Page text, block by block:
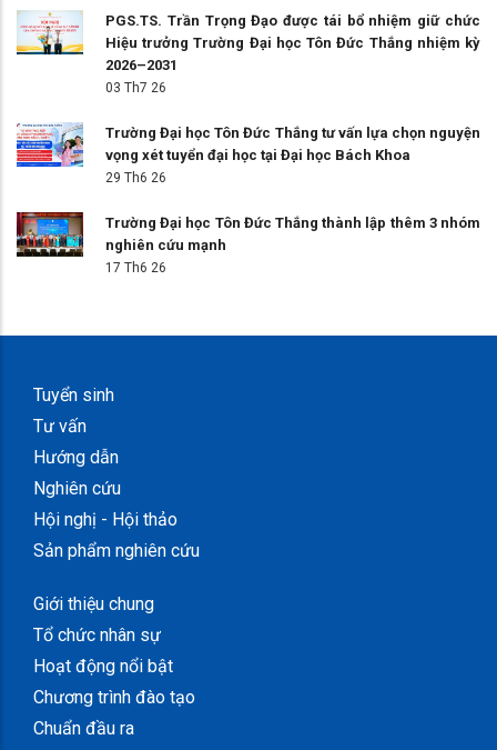
PGS.TS. Trần Trọng Đạo được tái bổ nhiệm giữ chức
Hiệu trưởng Trường Đại học Tôn Đức Thắng nhiệm kỳ
2026–2031
03 Th7 26
Trường Đại học Tôn Đức Thắng tư vấn lựa chọn nguyện
vọng xét tuyển đại học tại Đại học Bách Khoa
29 Th6 26
Trường Đại học Tôn Đức Thắng thành lập thêm 3 nhóm
nghiên cứu mạnh
17 Th6 26
Tuyển sinh
Tư vấn
Hướng dẫn
Nghiên cứu
Hội nghị - Hội thảo
Sản phẩm nghiên cứu
Giới thiệu chung
Tổ chức nhân sự
Hoạt động nổi bật
Chương trình đào tạo
Chuẩn đầu ra